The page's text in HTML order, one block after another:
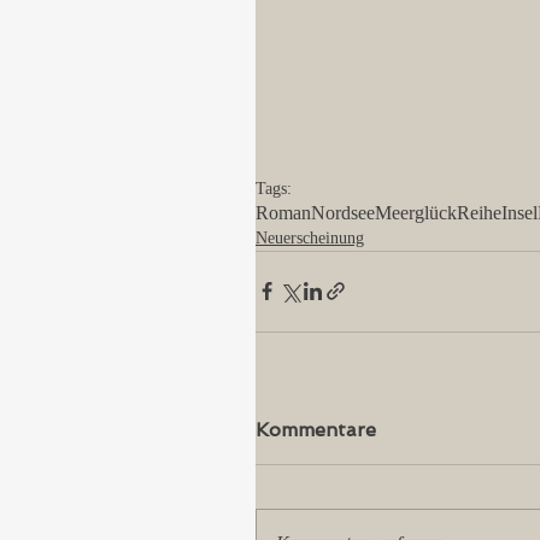
Tags:
RomanNordseeMeerglückReiheInsel
Neuerscheinung
Kommentare